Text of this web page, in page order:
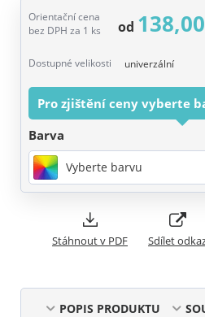
Orientační cena
bez DPH za 1 ks
od
Dostupné velikosti univerzální
Pro zjištění ceny vyberte
Barva
Vyberte barvu
Stáhnout v PDF Sdílet
POPIS PRODUKTU